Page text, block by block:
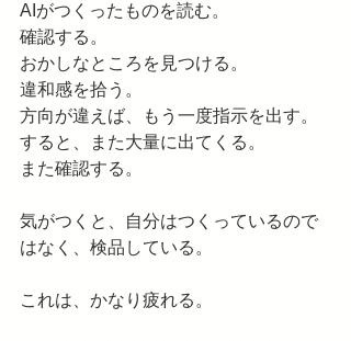
AIがつくったものを読む。
確認する。
おかしなところを見つける。
違和感を拾う。
方向が違えば、もう一度指示を出す。
すると、また大量に出てくる。
また確認する。
気がつくと、自分はつくっているので
はなく、検品している。
これは、かなり疲れる。